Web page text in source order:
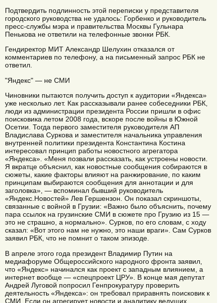
Подтвердить подлинность этой переписки у представителя
городского руководства не удалось: Горбенко и руководитель
пресс-службы мэра и правительства Москвы Гульнара
Пенькова не ответили на телефонные звонки РБК.
Гендиректор МИТ Александр Шелухин отказался от
комментариев по телефону, а на письменный запрос РБК не
ответил.
"Яндекс" — не СМИ
Чиновники пытаются получить доступ к аудитории «Яндекса»
уже несколько лет. Как рассказывали ранее собеседники РБК,
люди из администрации президента России пришли в офис
поисковика летом 2008 года, вскоре после войны в Южной
Осетии. Тогда первого заместителя руководителя АП
Владислава Суркова и заместителя начальника управления
внутренней политики президента Константина Костина
интересовал принцип работы новостного агрегатора
«Яндекса». «Меня позвали рассказать, как устроены новости.
Я вкратце объяснил, как новостные сообщения собираются в
сюжеты, какие факторы влияют на ранжирование, по каким
принципам выбираются сообщения для аннотации и для
заголовка», — вспоминал бывший руководитель
«Яндекс.Новостей» Лев Гершензон. Он показал скриншоты,
связанные с войной в Грузии: «Важно было объяснить, почему
пара ссылок на грузинские СМИ в сюжете про Грузию из 15 —
это не страшно, а нормально». Сурков, по его словам, с ходу
сказал: «Вот этого нам не нужно, это наши враги». Сам Сурков
заявил РБК, что не помнит о таком эпизоде.
В апреле этого года президент Владимир Путин на
медиафоруме Общероссийского народного фронта заявил,
что «Яндекс» начинался как проект с западным влиянием, а
интернет вообще — «спецпроект ЦРУ». В конце мая депутат
Андрей Луговой попросил Генпрокуратуру проверить
деятельность «Яндекса»: он требовал приравнять поисковик к
СМИ. Если он агрегирует новости и аналитику ведущих